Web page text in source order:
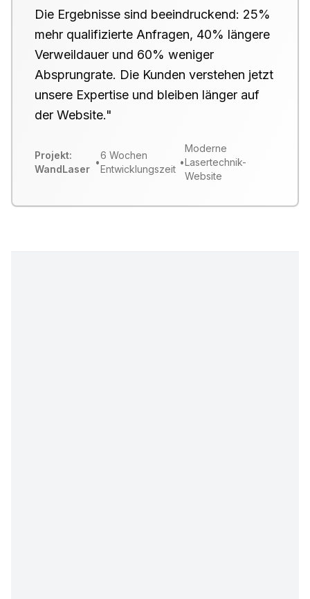
Die Ergebnisse sind beeindruckend: 25%
mehr qualifizierte Anfragen, 40% längere
Verweildauer und 60% weniger
Absprungrate. Die Kunden verstehen jetzt
unsere Expertise und bleiben länger auf
der Website."
Projekt:
WandLaser
•
6 Wochen
Entwicklungszeit
•
Moderne
Lasertechnik-
Website